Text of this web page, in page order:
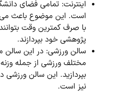
اینترنت: تمامی فضای
است. این موضوع باعث می
با صرف کمترین وقت
پژوهشی خود بپردازند.
سالن ورزشی: در این سالن
مختلف ورزشی از جمله
بپردازید. این سالن
نیز است.